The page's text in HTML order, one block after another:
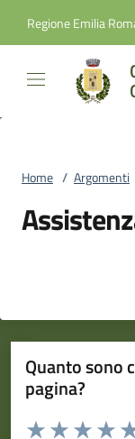
Regione Emilia
Home / Argomenti
Quanto sono
pagina?
Domanda
Valuta da 1 a 5 stelle